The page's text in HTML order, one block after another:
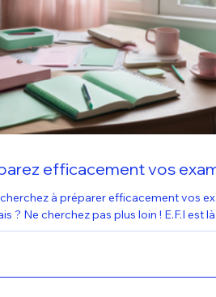
efficacement vos
avec E.F.I
à préparer efficacement vos
? Ne cherchez pas plus loin ! E.F.I est là
votre...